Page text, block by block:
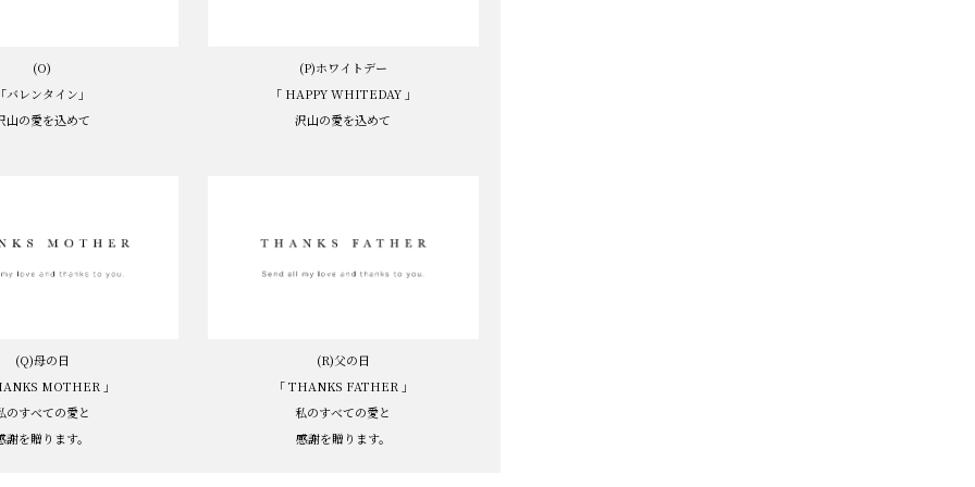
(O)
バレンタイン」
山の愛を込めて
(P)ホワイトデー
「 HAPPY WHITEDAY 」
沢山の愛を込めて
(Q)母の日
MOTHER 」
のすべての愛と
謝を贈ります。
(R)父の日
「 THANKS FATHER 」
私のすべての愛と
感謝を贈ります。